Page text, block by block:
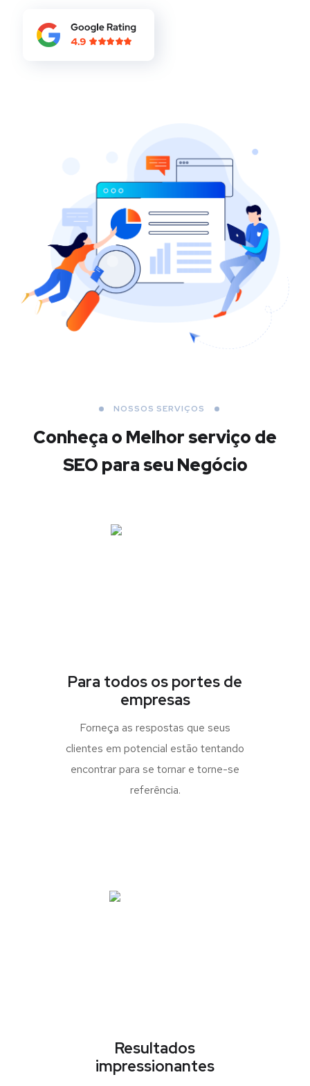
NOSSOS SERVIÇOS
Conheça o Melhorserviço de
SEO para seu Negócio
Para todos os portes de
empresas
Forneça as respostas que seus
clientes em potencial estão tentando
encontrar para se tornar e torne-se
referência.
Resultados
impressionantes